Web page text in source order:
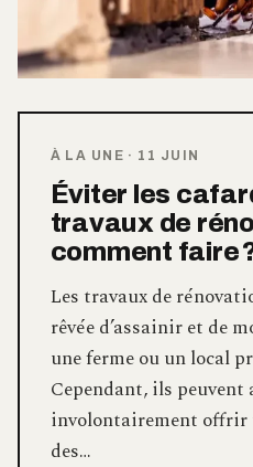
À LA UNE · 11 JUIN
Éviter les
travaux de
comment faire
Les travaux de
rêvée d’assainir et de
une ferme ou un local
Cependant, ils peuvent
involontairement offrir
des…